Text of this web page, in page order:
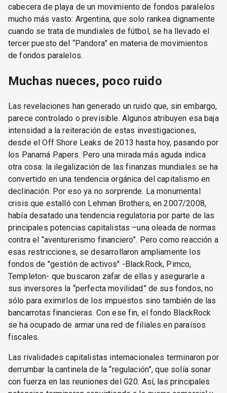
cabecera de playa de un movimiento de fondos paralelos
mucho más vasto: Argentina, que solo rankea dignamente
cuando se trata de mundiales de fútbol, se ha llevado el
tercer puesto del “Pandora” en materia de movimientos
de fondos paralelos.
Muchas nueces, poco ruido
Las revelaciones han generado un ruido que, sin embargo,
parece controlado o previsible. Algunos atribuyen esa baja
intensidad a la reiteración de estas investigaciones,
desde el Off Shore Leaks de 2013 hasta hoy, pasando por
los Panamá Papers. Pero una mirada más aguda indica
otra cosa: la ilegalización de las finanzas mundiales se ha
convertido en una tendencia orgánica del capitalismo en
declinación. Por eso ya no sorprende. La monumental
crisis que estalló con Lehman Brothers, en 2007/2008,
había desatado una tendencia regulatoria por parte de las
principales potencias capitalistas –una oleada de normas
contra el “aventurerismo financiero”. Pero como reacción a
esas restricciones, se desarrollaron ampliamente los
fondos de "gestión de activos" -BlackRock, Pimco,
Templeton- que buscaron zafar de ellas y asegurarle a
sus inversores la “perfecta movilidad” de sus fondos, no
sólo para eximirlos de los impuestos sino también de las
bancarrotas financieras. Con ese fin, el fondo BlackRock
se ha ocupado de armar una red de filiales en paraísos
fiscales.
Las rivalidades capitalistas internacionales terminaron por
derrumbar la cantinela de la “regulación”, que solía sonar
con fuerza en las reuniones del G20. Así, las principales